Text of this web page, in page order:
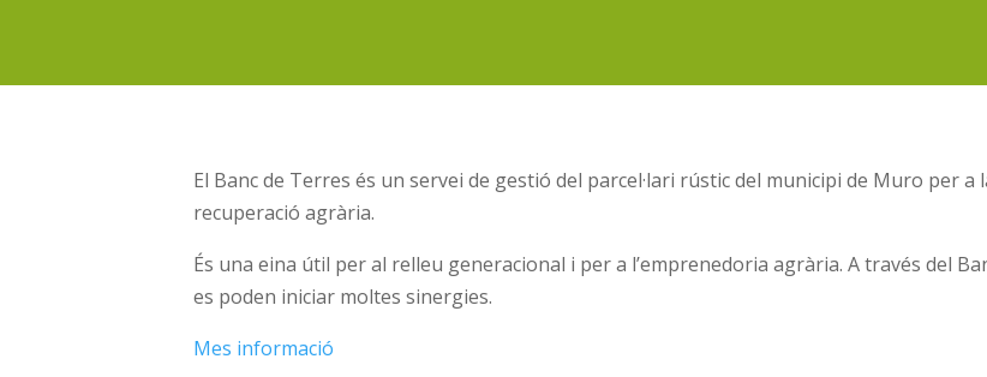
El Banc de Terres és un servei de gestió del parcel·lari rústic del municipi de Muro per a
recuperació agrària.
És una eina útil per al relleu generacional i per a l’emprenedoria agrària. A través del
es poden iniciar moltes sinergies.
Mes informació